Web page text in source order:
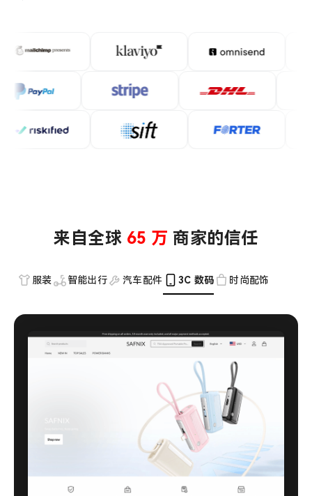
来自全球 65 万 商家的信任
服装 智能出行 汽车配件 3C 数码 时尚配饰